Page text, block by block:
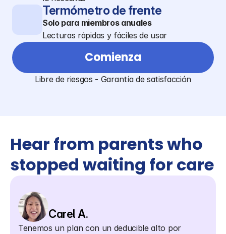
Termómetro de frente
Solo para miembros anuales
Lecturas rápidas y fáciles de usar
Comienza
Libre de riesgos - Garantía de satisfacción
Hear from parents who
stopped waiting for care
Carel A.
Tenemos un plan con un deducible alto por